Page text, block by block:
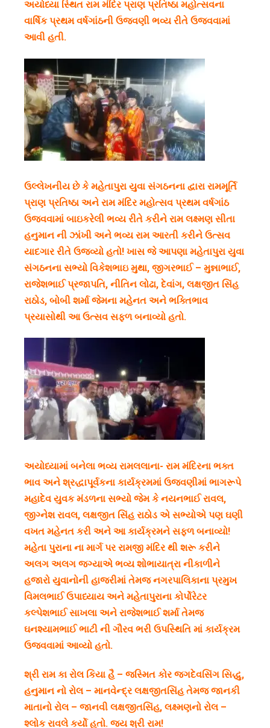
આવી
અયોધ્યા સ્થિત રામ મંદિર પ્રાણ પ્રતિષ્ઠા મહોત્સવના
વાર્ષિક પ્રથમ વર્ષગાંઠની ઉજવણી ભવ્ય રીતે ઉજવવામાં
આવી હતી.
ઉલ્લેખનીય છે કે મહેતાપુરા યુવા સંગઠનના દ્વારા રામમૂર્તિ
પ્રાણ પ્રતિષ્ઠા અને રામ મંદિર મહોત્સવ પ્રથમ વર્ષગાંઠ
ઉજવવામાં બાઇકરેલી ભવ્ય રીતે કરીને રામ લક્ષ્મણ સીતા
હનુમાન ની ઝાંખી અને ભવ્ય રામ આરતી કરીને ઉત્સવ
યાદગાર રીતે ઉજવ્યો હતો! ખાસ જે આપણા મહેતાપુરા યુવા
સંગઠનના સભ્યો વિકેશભાઇ મુથા, જીગરભાઈ – મુન્નાભાઈ,
રાજેશભાઈ પ્રજાપતિ, નીતિન લોઢા, દેવાંગ, લક્ષજીત સિંહ
રાઠોડ, બોબી શર્મા જેમના મહેનત અને ભક્તિભાવ
પ્રયાસોથી આ ઉત્સવ સફળ બનાવ્યો હતો.
અયોધ્યામાં બનેલા ભવ્ય રામલલાના- રામ મંદિરના ભક્ત
ભાવ અને શ્રદ્ધાપૂર્વકના કાર્યક્રમમાં ઉજવણીમાં ભાગરૂપે
મહાદેવ યુવક મંડળના સભ્યો જેમ કે નયનભાઈ રાવલ,
જીગ્નેશ રાવલ, લક્ષજીત સિંહ રાઠોડ એ સભ્યોએ પણ ઘણી
વખત મહેનત કરી અને આ કાર્યક્રમને સફળ બનાવ્યો!
મહેતા પુરાના ના માર્ગ પર રામજી મંદિર થી શરૂ કરીને
અલગ અલગ જગ્યાએ ભવ્ય શોભાયાત્રા નીકાળીને
હજારો યુવાનોની હાજરીમાં તેમજ નગરપાલિકાના પ્રમુખ
વિમલભાઈ ઉપાધ્યાય અને મહેતાપુરાના કોર્પોરેટર
કલ્પેશભાઈ સાખલા અને રાજેશભાઈ શર્મા તેમજ
ઘનશ્યામભાઈ ભાટી ની ગૌરવ ભરી ઉપસ્થિતિ માં કાર્યક્રમ
ઉજવવામાં આવ્યો હતો.
શ્રી રામ કા રોલ કિયા હૈ – જસ્મિત કોર જગદેવસિંગ સિદ્ધુ,
હનુમાન નો રોલ – માનવેન્દ્ર લક્ષજીતસિંહ તેમજ જાનકી
માતાનો રોલ – જાનવી લક્ષજીતસિંહ, લક્ષ્મણનો રોલ –
શ્લોક રાવલે કર્યો હતો. જય શ્રી રામ!